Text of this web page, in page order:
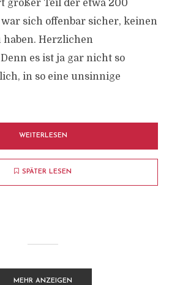
großer Teil der etwa 200
sich offenbar sicher, keinen
Herzlichen
es ist ja gar nicht so
in so eine unsinnige
WEITERLESEN
SPÄTER LESEN
MEHR ANZEIGEN